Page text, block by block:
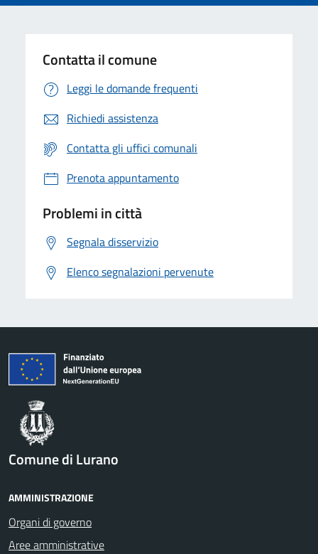
Contatta il comune
Leggi le domande frequenti
Richiedi assistenza
Contatta gli uffici comunali
Prenota appuntamento
Problemi in città
Segnala disservizio
Elenco segnalazioni pervenute
Comune di Lurano
AMMINISTRAZIONE
Organi di governo
Aree amministrative